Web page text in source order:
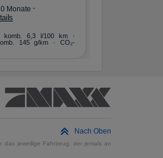
Monate ·
komb. 6,3 l/100 km ·
145 g/km · CO₂-
Nach Oben
jeweilige Fahrzeug, der jemals an